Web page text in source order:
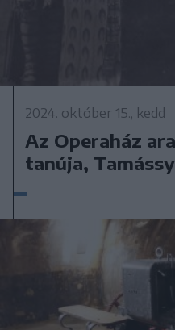
2024. október 15., kedd
Az Operaház
tanúja,